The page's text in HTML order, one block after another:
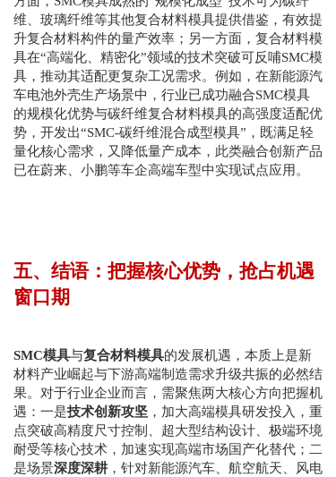
维、玻璃纤维等其他复合材料模具提供借鉴，有效提
升复合材料构件的量产效率；另一方面，复合材料模
具在“高端化、精密化”领域的技术突破可反哺SMC模
具，推动其适配更复杂工况需求。例如，在新能源汽
车电池外壳生产场景中，行业已成功融合SMC模具
的规模化优势与碳纤维复合材料模具的高强度适配优
势，开发出“SMC-碳纤维混合成型模具”，既满足轻
量化核心需求，又降低量产成本，此类融合创新产品
已在蔚来、小鹏等车企高端车型中实现试点应用。
五、结语：把握核心优势，抢占机遇
窗口期
SMC模具与复合材料模具的发展机遇，本质上是新
材料产业崛起与下游高端制造需求升级共振的必然结
果。对于行业企业而言，需聚焦两大核心方向把握机
遇：一是技术创新攻坚 ，加大高端模具研发投入，重
点突破高精度尺寸控制、超大型结构设计、极端环境
耐受等核心技术，加速实现高端市场国产化替代；二
是场景深度深耕 ，针对新能源汽车、航空航天、风电